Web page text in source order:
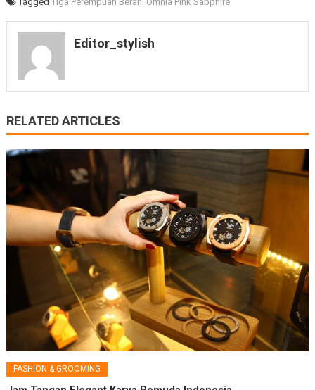
Editor_stylish
RELATED ARTICLES
FASHION & GROOMING